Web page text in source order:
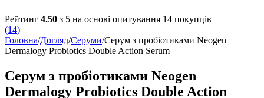
Рейтинг 4.50 з 5 на основі опитування 14 покупців
(14)
Головна/Догляд/Серуми/Серум з пробіотиками Neogen
Dermalogy Probiotics Double Action Serum
Серум з пробіотиками Neogen
Dermalogy Probiotics Double Action